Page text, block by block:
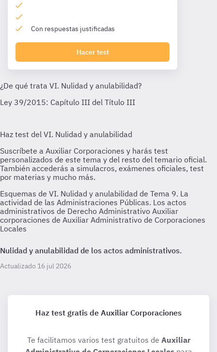
Con respuestas justificadas
Hacer test
Esquemas de VI. Nulidad y anulabilidad de Tema 9. La
actividad de las Administraciones Públicas. Los actos
administrativos de Derecho Administrativo Auxiliar
corporaciones de Auxiliar Administrativo de Corporaciones
Locales
Nulidad y anulabilidad de los actos administrativos.
Actualizado 16 jul 2026
Haz test gratis de Auxiliar Corporaciones
Te facilitamos varios test gratuitos de Auxiliar